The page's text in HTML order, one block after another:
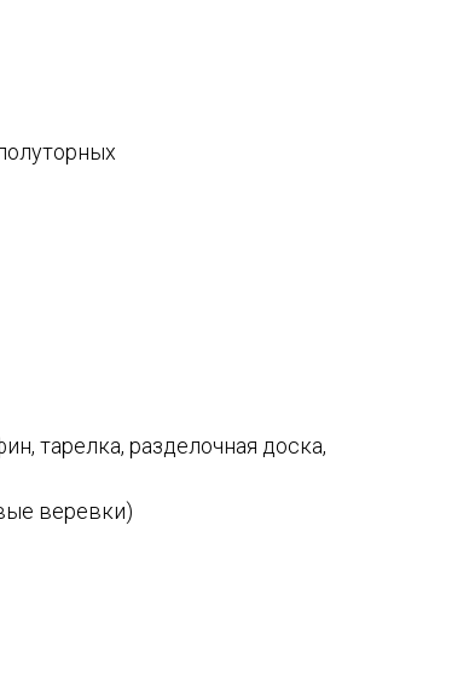
тарелка, разделочная доска,
веревки)